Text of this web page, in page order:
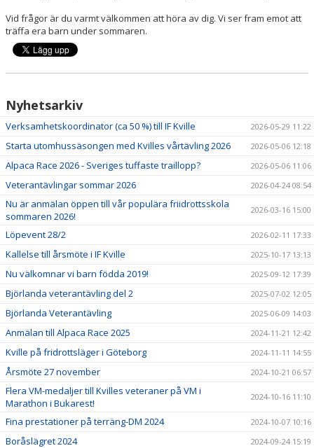
Vid frågor är du varmt välkommen att höra av dig. Vi ser fram emot att
träffa era barn under sommaren.
Nyhetsarkiv
Verksamhetskoordinator (ca 50 %) till IF Kville 2026-05-29 11:22
Starta utomhussäsongen med Kvilles vårtävling 2026 2026-05-06 12:18
Alpaca Race 2026 - Sveriges tuffaste traillopp? 2026-05-06 11:06
Veterantävlingar sommar 2026 2026-04-24 08:54
Nu är anmälan öppen till vår populära friidrottsskola
sommaren 2026!
2026-03-16 15:00
Löpevent 28/2 2026-02-11 17:33
Kallelse till årsmöte i IF Kville 2025-10-17 13:13
Nu välkomnar vi barn födda 2019! 2025-09-12 17:39
Björlanda veterantävling del 2 2025-07-02 12:05
Björlanda Veterantävling 2025-06-09 14:03
Anmälan till Alpaca Race 2025 2024-11-21 12:42
Kville på fridrottsläger i Göteborg 2024-11-11 14:55
Årsmöte 27 november 2024-10-21 06:57
Flera VM-medaljer till Kvilles veteraner på VM i
Marathon i Bukarest!
2024-10-16 11:10
Fina prestationer på terräng-DM 2024 2024-10-07 10:16
Boråslägret 2024 2024-09-24 15:19